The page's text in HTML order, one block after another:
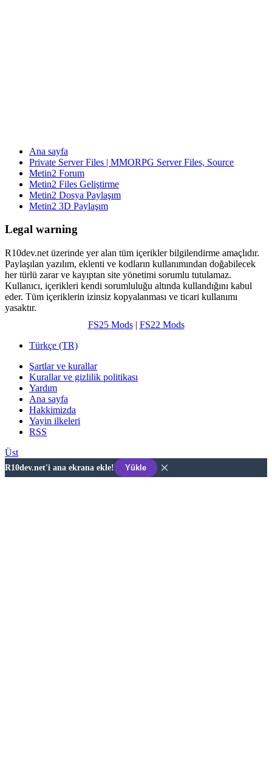
Ana sayfa
Private Server Files | MMORPG Server Files, Source
Metin2 Forum
Metin2 Files Geliştirme
Metin2 Dosya Paylaşım
Metin2 3D Paylaşım
Legal warning
R10dev.net üzerinde yer alan tüm içerikler bilgilendirme amaçlıdır.
Paylaşılan yazılım, eklenti ve kodların kullanımından doğabilecek
her türlü zarar ve kayıptan site yönetimi sorumlu tutulamaz.
Kullanıcı, içerikleri kendi sorumluluğu altında kullandığını kabul
eder. Tüm içeriklerin izinsiz kopyalanması ve ticari kullanımı
yasaktır.
FS25 Mods| FS22 Mods
Türkçe (TR)
Şartlar ve kurallar
Kurallar ve gizlilik politikası
Yardım
Ana sayfa
Hakkimizda
Yayin ilkeleri
RSS
Üst
R10dev.net'i ana ekrana ekle! Yükle ×